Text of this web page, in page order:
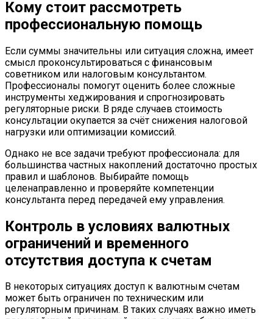
Кому стоит рассмотреть
профессиональную помощь
Если суммы значительны или ситуация сложна, имеет
смысл проконсультироваться с финансовым
советником или налоговым консультантом.
Профессионалы помогут оценить более сложные
инструменты хеджирования и спрогнозировать
регуляторные риски. В ряде случаев стоимость
консультации окупается за счёт снижения налоговой
нагрузки или оптимизации комиссий.
Однако не все задачи требуют профессионала: для
большинства частных накоплений достаточно простых
правил и шаблонов. Выбирайте помощь
целенаправленно и проверяйте компетенции
консультанта перед передачей ему управления.
Контроль в условиях валютных
ограничений и временного
отсутствия доступа к счетам
В некоторых ситуациях доступ к валютным счетам
может быть ограничен по техническим или
регуляторным причинам. В таких случаях важно иметь